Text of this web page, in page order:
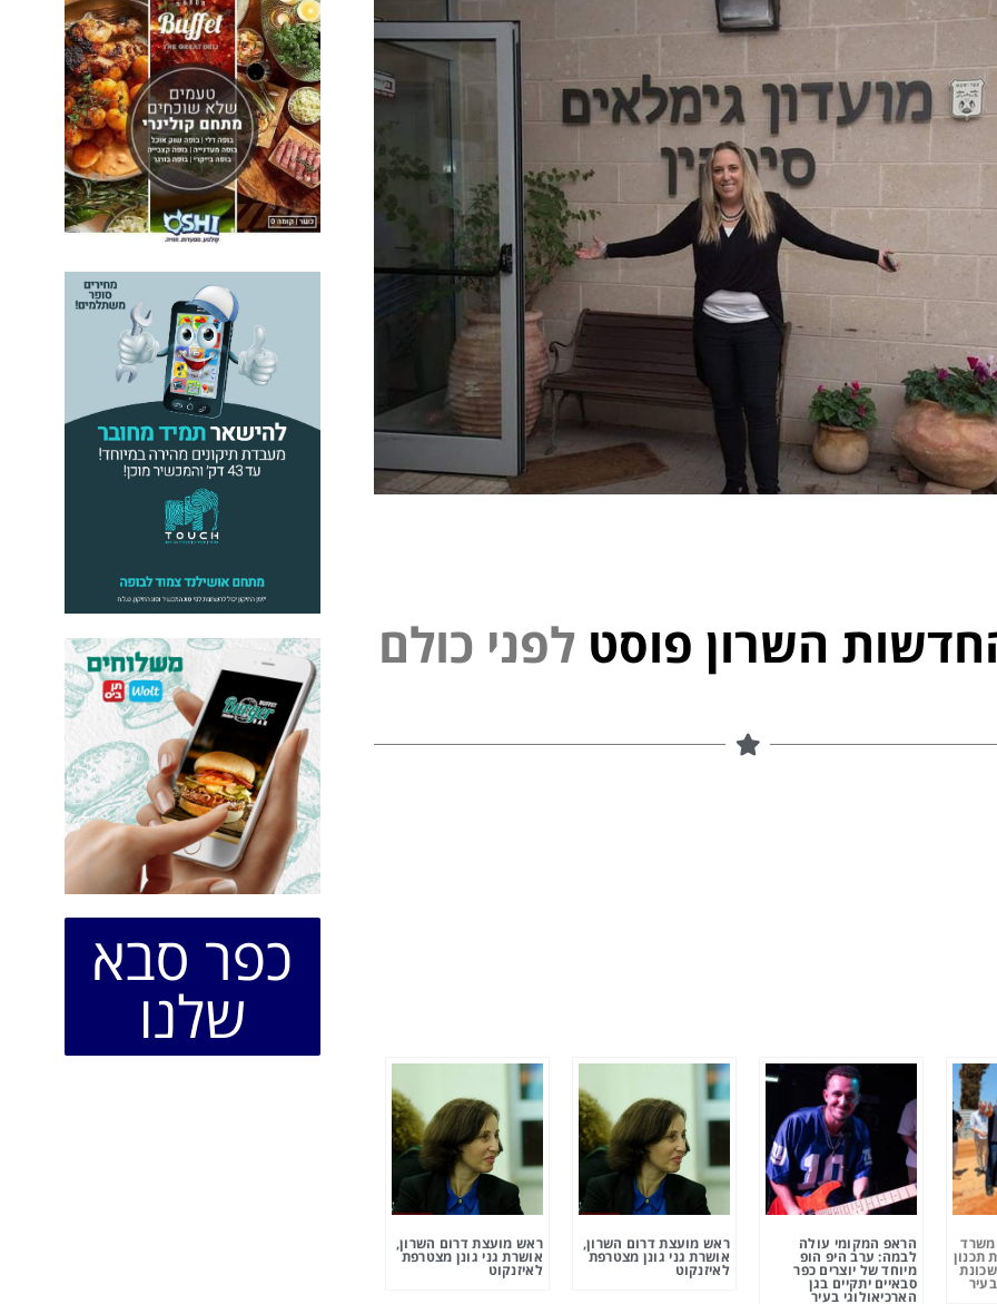
השרון פוסט נ י כולם ני
תכנון
הראפ המקומי עולה
לבמה: ערב היפ הופ
מיוחד של יוצרים כפר
סבאיים יתקיים בגן
הארכיאולוגי בעיר
ראש מועצת דרום השרון,
אושרת גני גונן מצטרפת
לאיזנקוט
ראש מועצת דרום השרון,
אושרת גני גונן מצטרפת
לאיזנקוט
כפר סבא
שלנו